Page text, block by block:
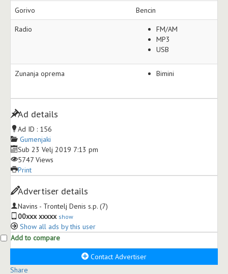
Gorivo Bencin
Radio
FM/AM
MP3
USB
Zunanja oprema Bimini
Ad details
Ad ID : 156
Gumenjaki
Sub 23 Velj 2019 7:13 pm
5747 Views
Print
Advertiser details
Navins - Trontelj Denis s.p. (7)
00xxx xxxxx show
Show all ads by this user
Add to compare
Contact Advertiser
Share